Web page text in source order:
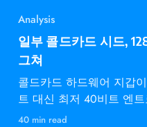
Analysis
일부 콜드카드 시드,
그쳐
콜드카드 하드웨어 지갑
트 대신 최저 40비트 엔
했습니다.
40 min read